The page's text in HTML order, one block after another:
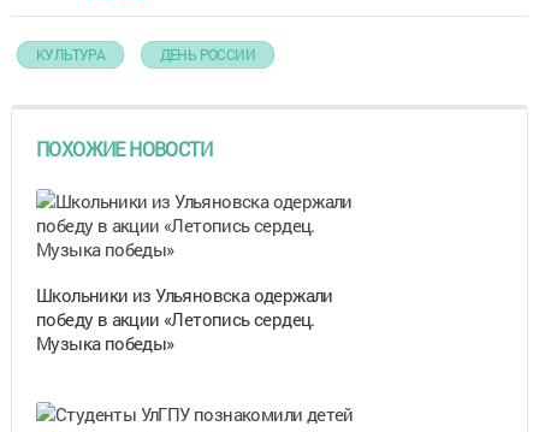
КУЛЬТУРА ДЕНЬ РОССИИ
ПОХОЖИЕ НОВОСТИ
Школьники из Ульяновска одержали
победу в акции «Летопись сердец.
Музыка победы»